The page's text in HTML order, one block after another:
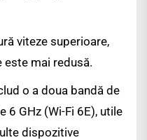
viteze superioare,
este mai redusă.
o a doua bandă de
6 GHz (Wi-Fi 6E), utile
dispozitive